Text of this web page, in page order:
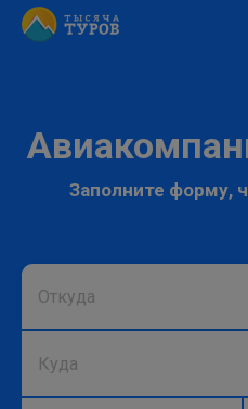
Заполните форму,